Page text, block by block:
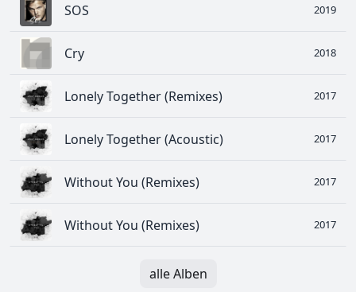
SOS 2019
Cry 2018
Lonely Together (Remixes) 2017
Lonely Together (Acoustic) 2017
Without You (Remixes) 2017
Without You (Remixes) 2017
alle Alben